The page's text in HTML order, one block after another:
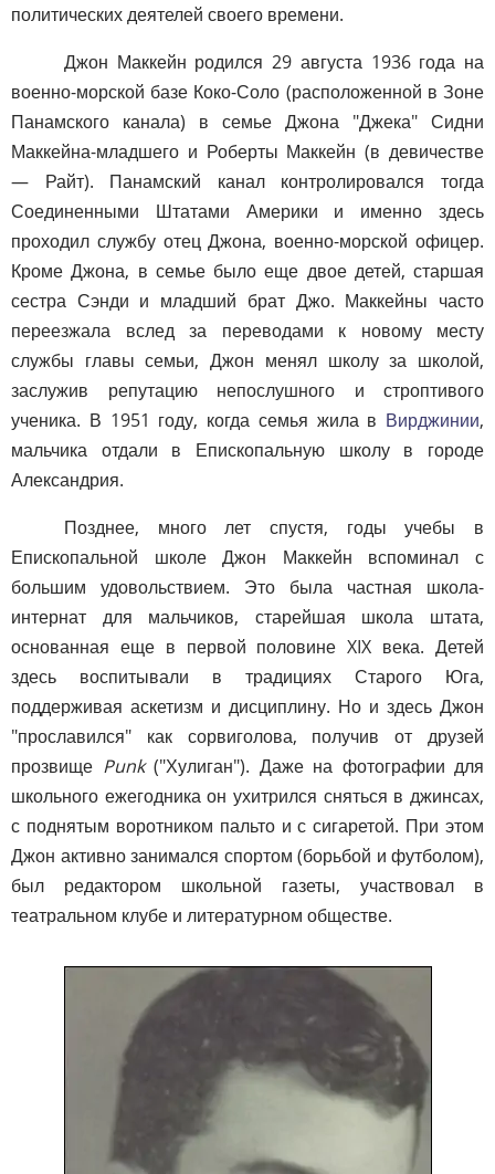
политических деятелей своего времени.
Джон Маккейн родился 29 августа 1936 года на
военно-морской базе Коко-Соло (расположенной в Зоне
Панамского канала) в семье Джона "Джека" Сидни
Маккейна-младшего и Роберты Маккейн (в девичестве
— Райт). Панамский канал контролировался тогда
Соединенными Штатами Америки и именно здесь
проходил службу отец Джона, военно-морской офицер.
Кроме Джона, в семье было еще двое детей, старшая
сестра Сэнди и младший брат Джо. Маккейны часто
переезжала вслед за переводами к новому месту
службы главы семьи, Джон менял школу за школой,
заслужив репутацию непослушного и строптивого
ученика. В 1951 году, когда семья жила в Вирджинии,
мальчика отдали в Епископальную школу в городе
Александрия.
Позднее, много лет спустя, годы учебы в
Епископальной школе Джон Маккейн вспоминал с
большим удовольствием. Это была частная школа-
интернат для мальчиков, старейшая школа штата,
основанная еще в первой половине XIX века. Детей
здесь воспитывали в традициях Старого Юга,
поддерживая аскетизм и дисциплину. Но и здесь Джон
"прославился" как сорвиголова, получив от друзей
прозвище Punk("Хулиган"). Даже на фотографии для
школьного ежегодника он ухитрился сняться в джинсах,
с поднятым воротником пальто и с сигаретой. При этом
Джон активно занимался спортом (борьбой и футболом),
был редактором школьной газеты, участвовал в
театральном клубе и литературном обществе.